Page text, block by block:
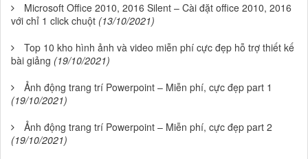
Microsoft Office 2010, 2016 Silent – Cài đặt office 2010, 2016
với chỉ 1 click chuột (13/10/2021)
Top 10 kho hình ảnh và video miễn phí cực đẹp hỗ trợ thiết kế
bài giảng (19/10/2021)
Ảnh động trang trí Powerpoint – Miễn phí, cực đẹp part 1
(19/10/2021)
Ảnh động trang trí Powerpoint – Miễn phí, cực đẹp part 2
(19/10/2021)